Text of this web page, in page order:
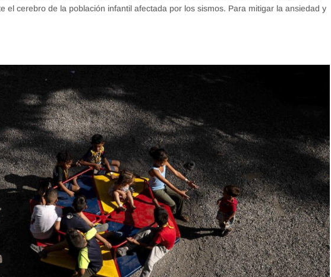
el cerebro de la población infantil afectada por los sismos. Para mitigar la ansiedad y